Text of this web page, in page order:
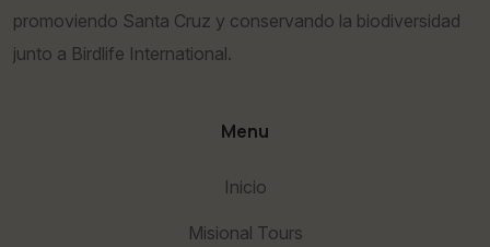
promoviendo Santa Cruz y conservando la biodiversidad
junto a Birdlife International.
Menu
Inicio
Misional Tours